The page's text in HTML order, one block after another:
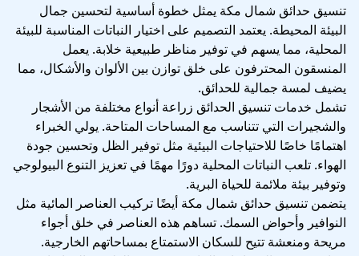
تنسيق حدائق شمال مكة يمثل خطوة أساسية لتحسين جمال
البيئة المحيطة. يعتمد التصميم على اختيار النباتات المناسبة للبيئة
المحلية، مما يسهم في توفير مناظر طبيعية خلابة. يعمل
المنسقون المحترفون على خلق توازن بين الألوان والأشكال، مما
يضيف لمسة جمالية للحدائق.
تشمل خدمات تنسيق الحدائق زراعة أنواع مختلفة من الأشجار
والشجيرات التي تتناسب مع المساحات المتاحة. يولي الخبراء
اهتمامًا خاصًا للاحتياجات البيئية مثل توفير الظل وتحسين جودة
الهواء. تلعب النباتات المحلية دورًا مهمًا في تعزيز التنوع البيولوجي
وتوفير بيئة ملائمة للحياة البرية.
يتضمن تنسيق حدائق شمال مكة أيضًا تركيب العناصر المائية مثل
النوافير وأحواض السمك. تساهم هذه العناصر في خلق أجواء
مريحة ومنعشة تتيح للسكان الاستمتاع بمساحاتهم الخارجية.